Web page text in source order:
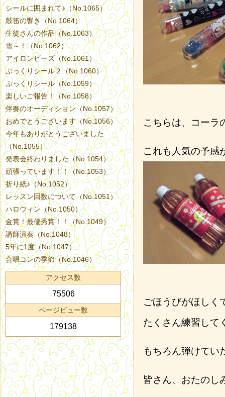
こちらは、コーラ
これも人気の予感
ごほうびがほしく
たくさん練習して
もちろん弾けてい
皆さん、おたのし
シールに囲まれて♪（No.1065）
鼓笛の響き（No.1064）
生徒さんの作品（No.1063）
雪～！（No.1062）
アイロンビーズ（No.1061）
ぷっくりシール２（No.1060）
ぷっくりシール（No.1059）
楽しいご報告！（No.1058）
伴奏のオーディション（No.1057）
おめでとうございます（No.1056）
今年もありがとうございました
（No.1055）
発表会終わりました（No.1054）
頑張っています！！（No.1053）
折り紙♪（No.1052）
レッスン回数について（No.1051）
ハロウィン（No.1050）
金賞！最優秀賞！！（No.1049）
講師演奏（No.1048）
5年に1度（No.1047）
合唱コンの季節（No.1046）
アクセス数
75506
ページビュー数
179138